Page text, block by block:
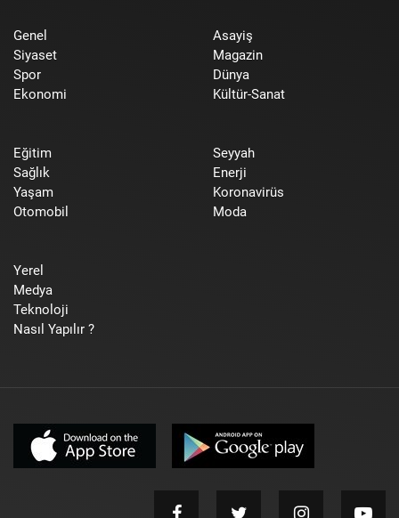
Genel
Siyaset
Spor
Ekonomi
Asayiş
Magazin
Dünya
Kültür-Sanat
Eğitim
Sağlık
Yaşam
Otomobil
Seyyah
Enerji
Koronavirüs
Moda
Yerel
Medya
Teknoloji
Nasıl Yapılır ?